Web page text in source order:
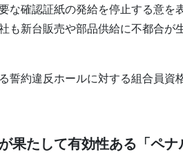
な確認証紙の発給を停止する意を
も新台販売や部品供給に不都合が
誓約違反ホールに対する組合員
果たして有効性ある「ペナ